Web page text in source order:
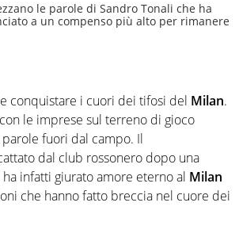
le parole di Sandro Tonali che ha
a un compenso più alto per rimanere
conquistare i cuori dei tifosi del Milan.
le imprese sul terreno di gioco
fuori dal campo. Il
dal club rossonero dopo una
infatti giurato amore eterno al Milan
che hanno fatto breccia nel cuore dei